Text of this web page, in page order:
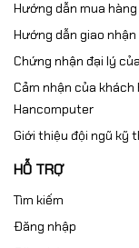
Hướng dẫn mua hàng
Hướng dẫn giao nhận
Chứng nhận đại lý
Cảm nhận của
Hancomputer
Giới thiệu đội ngũ kỹ
HỖ TRỢ
Tìm kiếm
Đăng nhập